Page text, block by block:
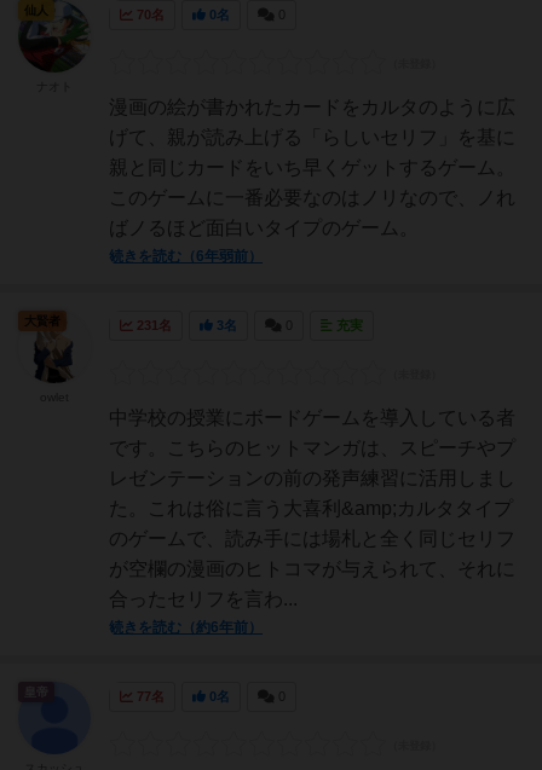
70名 0名
漫画の絵が書かれたカードをカルタのように広
げて、親が読み上げる「らしいセリフ」を基に
親と同じカードをいち早くゲットするゲーム。
このゲームに一番必要なのはノリなので、ノれ
ばノるほど面白いタイプのゲーム。
続きを読む（6年弱前）
仙人
231名 3名 充実
中学校の授業にボードゲームを導入している者
です。こちらのヒットマンガは、スピーチやプ
レゼンテーションの前の発声練習に活用しまし
た。これは俗に言う大喜利&amp;カルタタイプ
のゲームで、読み手には場札と全く同じセリフ
が空欄の漫画のヒトコマが与えられて、それに
合ったセリフを言わ...
続きを読む（約6年前）
大賢者
77名 0名